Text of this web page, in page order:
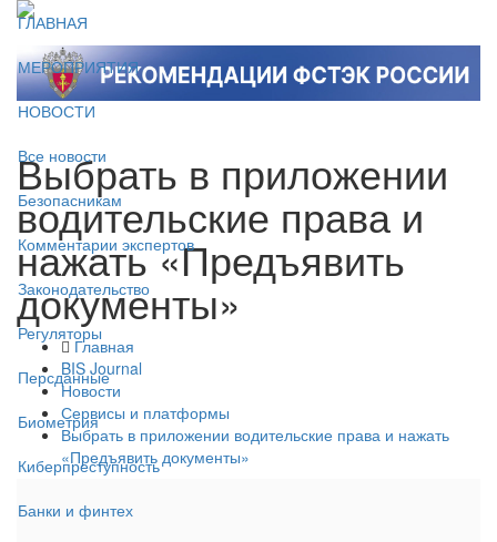
ГЛАВНАЯ
МЕРОПРИЯТИЯ
НОВОСТИ
Все новости
Безопасникам
Комментарии экспертов
Законодательство
Регуляторы
Персданные
Биометрия
Киберпреступность
Банки и финтех
Выбрать в приложении
водительские права и
нажать «Предъявить
документы»
Главная
BIS Journal
Новости
Сервисы и платформы
Выбрать в приложении водительские права и нажать
«Предъявить документы»